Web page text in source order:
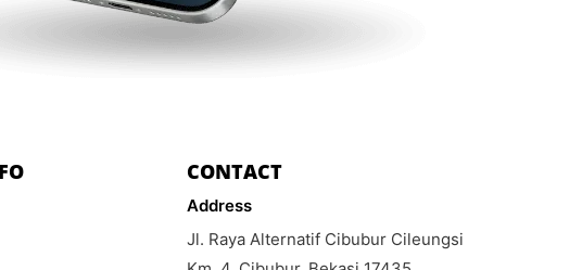
CONTACT
Address
Jl. Raya Alternatif Cibubur Cileungsi